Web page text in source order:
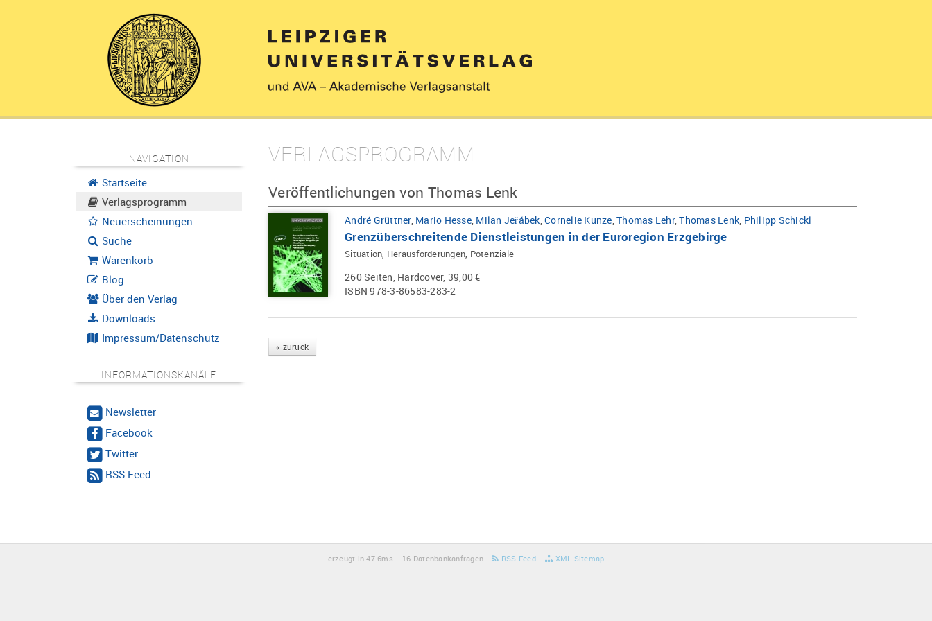
NAVIGATION
Startseite
Verlagsprogramm
Neuerscheinungen
Suche
Warenkorb
Blog
Über den Verlag
Downloads
Impressum/Datenschutz
INFORMATIONSKANÄLE
Newsletter
Facebook
Twitter
RSS-Feed
VERLAGSPROGRAMM
Veröffentlichungen von Thomas Lenk
André Grüttner, Mario Hesse, Milan Jeřábek Cornelie Kunze Thomas Lehr,Thomas Lenk Philipp Schickl
Grenzüberschreitende Dienstleistungen in der Euroregion Erzgebirge
Situation, Herausforderungen, Potenziale
260 Seiten, Hardcover, 39,00 €
ISBN 978-3-86583-283-2
« zurück
erzeugt in 47.6ms 16 Datenbankanfragen RSS Feed XML Sitemap